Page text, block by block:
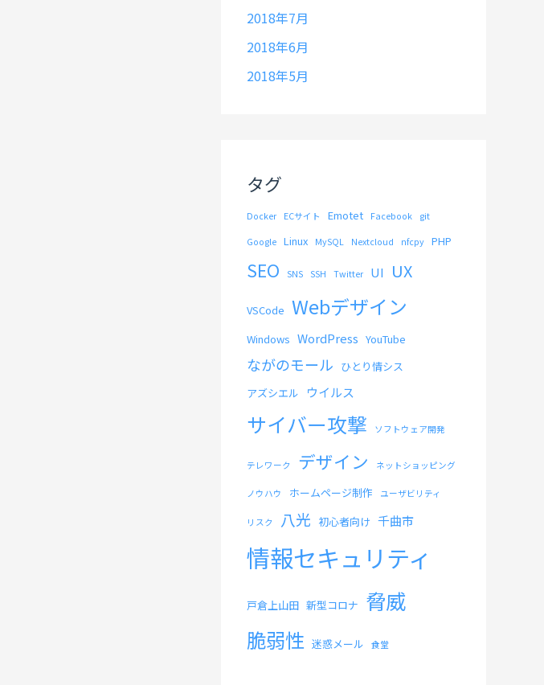
2018年7月
2018年6月
2018年5月
タグ
Docker ECサイト Emotet Facebook git
Google Linux MySQL Nextcloud nfcpy PHP
SEO SNS SSH Twitter UI UX
VSCode Webデザイン
Windows WordPress YouTube
ながのモール ひとり情シス
アズシエル
ウイルス
サイバー攻撃 ソフトウェア開発
テレワーク デザイン ネットショッピング
ノウハウ ホームページ制作 ユーザビリティ
リスク 八光 初心者向け 千曲市
情報セキュリティ
戸倉上山田 新型コロナ 脅威
脆弱性 迷惑メール 食堂